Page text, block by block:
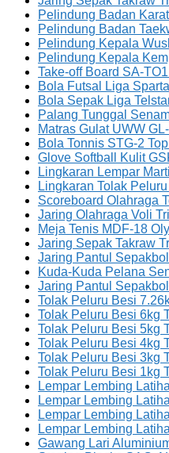
Pelindung Badan
Pelindung Badan
Pelindung Kepala
Pelindung Kepala
Take-off Board SA-
Bola Futsal Liga
Bola Sepak Liga
Palang Tunggal
Matras Gulat UWW
Bola Tonnis STG-2
Glove Softball Kulit
Lingkaran Lempar
Lingkaran Tolak
Scoreboard Olahraga
Jaring Olahraga Voli
Meja Tenis MDF-18
Jaring Sepak Takraw
Jaring Pantul
Kuda-Kuda Pelana
Jaring Pantul
Tolak Peluru Besi
Tolak Peluru Besi 6kg
Tolak Peluru Besi 5kg
Tolak Peluru Besi 4kg
Tolak Peluru Besi 3kg
Tolak Peluru Besi 1kg
Lempar Lembing
Lempar Lembing
Lempar Lembing
Lempar Lembing
Gawang Lari